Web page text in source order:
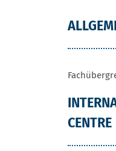
CENTRE